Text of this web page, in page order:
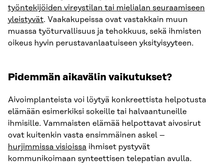
työntekijöiden vireystilan tai mielialan seuraamiseen
yleistyvät. Vaakakupeissa ovat vastakkain muun
muassa työturvallisuus ja tehokkuus, sekä ihmisten
oikeus hyvin perustavanlaatuiseen yksityisyyteen.
Pidemmän aikavälin vaikutukset?
Aivoimplanteista voi löytyä konkreettista helpotusta
elämään esimerkiksi sokeille tai halvaantuneille
ihmisille. Vammaisten elämää helpottavat aivosirut
ovat kuitenkin vasta ensimmäinen askel –
hurjimmissa visioissa ihmiset pystyvät
kommunikoimaan synteettisen telepatian avulla.